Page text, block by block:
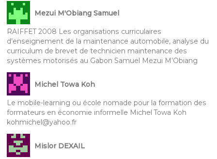
Mezui M'Obiang Samuel
RAIFFET 2008 Les organisations curriculaires
d’enseignement de la maintenance automobile, analyse du
curriculum de brevet de technicien maintenance des
systèmes motorisés au Gabon Samuel Mezui M’Obiang
Michel Towa Koh
Le mobile-learning ou école nomade pour la formation des
formateurs en économie informelle Michel Towa Koh
kohmichel@yahoo.fr
Mislor DEXAIL